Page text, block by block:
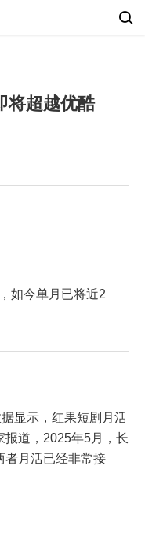
将超越优酷
如今单月已将近2
显示，红果短剧月活
报道，2025年5月，长
者月活已经非常接